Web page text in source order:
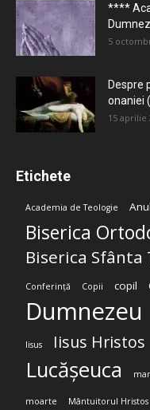
****
5
Despre
onaniei
15 aprilie
Etichete
Academia de Teologie
Biserica
Biserica Sfânta
Conferință Copii copil
Dumnezeu
Iisus Iisus Hristos
Lucășeuca
moarte Mântuitorul Hristos